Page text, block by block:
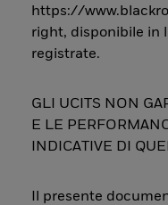
https://
right, disponibile in
registrate.
GLI UCITS NON
E LE
INDICATIVE DI
Il presente